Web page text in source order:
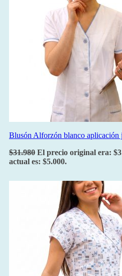
Blusón Alforzón blanco aplicación
$31.980 El precio original era:
actual es: $5.000.